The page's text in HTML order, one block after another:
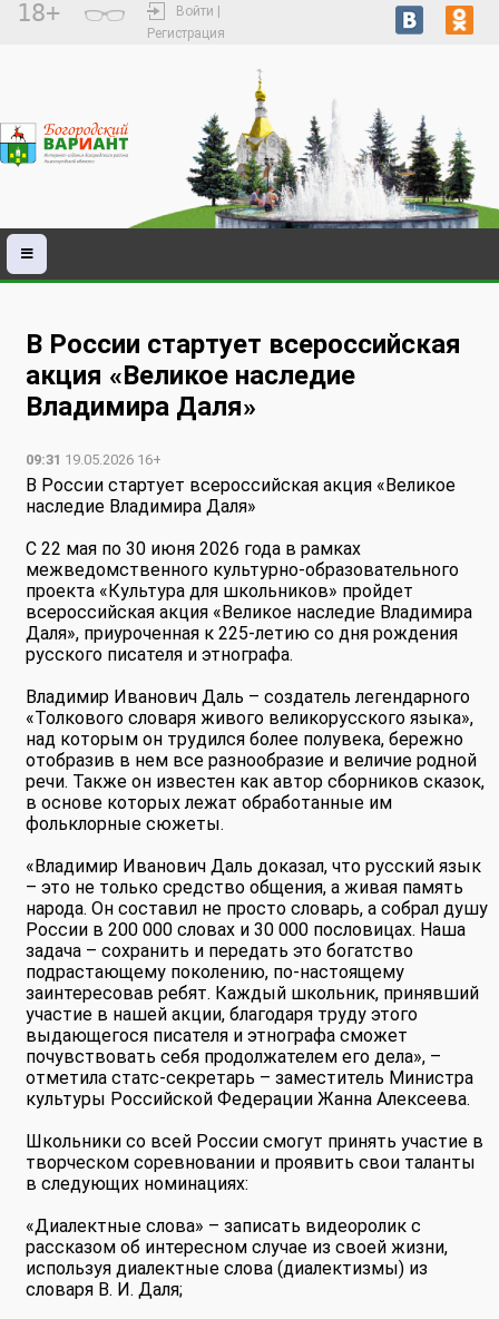
18+
Войти |
Регистрация
В России стартует всероссийская
акция «Великое наследие
Владимира Даля»
09:31 19.05.2026 16+
В России стартует всероссийская акция «Великое
наследие Владимира Даля»
С 22 мая по 30 июня 2026 года в рамках
межведомственного культурно-образовательного
проекта «Культура для школьников» пройдет
всероссийская акция «Великое наследие Владимира
Даля», приуроченная к 225-летию со дня рождения
русского писателя и этнографа.
Владимир Иванович Даль – создатель легендарного
«Толкового словаря живого великорусского языка»,
над которым он трудился более полувека, бережно
отобразив в нем все разнообразие и величие родной
речи. Также он известен как автор сборников сказок,
в основе которых лежат обработанные им
фольклорные сюжеты.
«Владимир Иванович Даль доказал, что русский язык
– это не только средство общения, а живая память
народа. Он составил не просто словарь, а собрал душу
России в 200 000 словах и 30 000 пословицах. Наша
задача – сохранить и передать это богатство
подрастающему поколению, по-настоящему
заинтересовав ребят. Каждый школьник, принявший
участие в нашей акции, благодаря труду этого
выдающегося писателя и этнографа сможет
почувствовать себя продолжателем его дела», –
отметила статс-секретарь – заместитель Министра
культуры Российской Федерации Жанна Алексеева.
Школьники со всей России смогут принять участие в
творческом соревновании и проявить свои таланты
в следующих номинациях:
«Диалектные слова» – записать видеоролик с
рассказом об интересном случае из своей жизни,
используя диалектные слова (диалектизмы) из
словаря В. И. Даля;